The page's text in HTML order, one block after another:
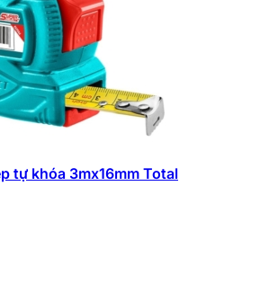
tự khóa 3mx16mm Total